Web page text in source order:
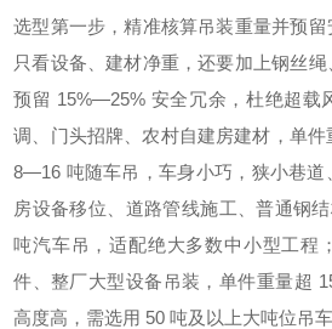
选型第一步，精准核算吊装重量并预
只看设备、建材净重，还要加上钢丝
预留 15%—25% 安全冗余，杜绝超载
调、门头招牌、农村自建房建材，单
8—16 吨随车吊，车身小巧，狭小巷道
房设备移位、道路管线施工、普通钢
吨汽车吊，适配绝大多数中小型工程
件、整厂大型设备吊装，单件重量超
高度高，需选用 50 吨及以上大吨位吊车